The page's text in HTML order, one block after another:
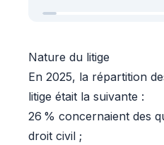
Nature du litige
En 2025, la répartition
litige était la suivante :
26 % concernaient des
droit civil ;